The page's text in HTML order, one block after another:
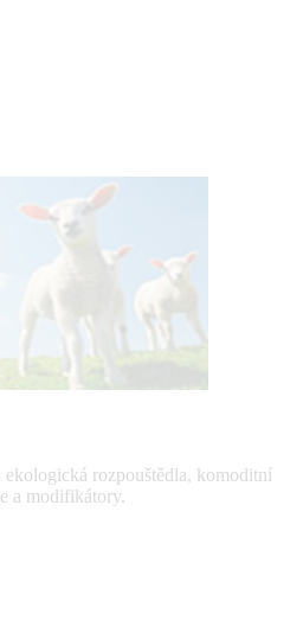
ekologická rozpouštědla, komoditní
a modifikátory.